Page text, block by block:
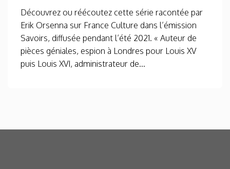
Découvrez ou réécoutez cette série racontée par
Erik Orsenna sur France Culture dans l’émission
Savoirs, diffusée pendant l’été 2021. « Auteur de
pièces géniales, espion à Londres pour Louis XV
puis Louis XVI, administrateur de...